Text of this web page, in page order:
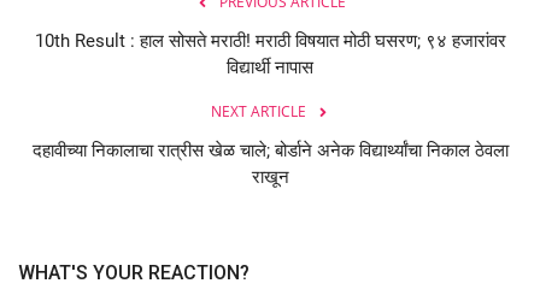
10th Result : हाल सोसते मराठी! मराठी विषयात मोठी घसरण; ९४ हजारांवर
विद्यार्थी नापास
NEXT ARTICLE
दहावीच्या निकालाचा रात्रीस खेळ चाले; बोर्डाने अनेक विद्यार्थ्यांचा निकाल ठेवला
राखून
WHAT'S YOUR REACTION?